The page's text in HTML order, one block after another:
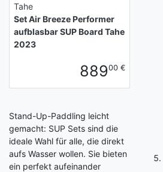
Tahe
Set Air Breeze Performer
aufblasbar SUP Board Tahe
2023
88900 €
Stand-Up-Paddling leicht
gemacht: SUP Sets sind die
ideale Wahl für alle, die direkt
aufs Wasser wollen. Sie bieten
ein perfekt aufeinander